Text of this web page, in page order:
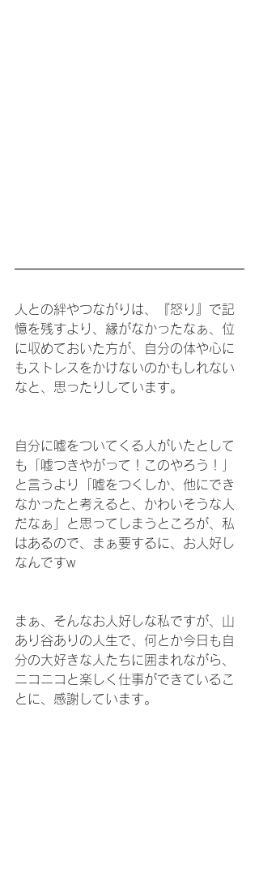
人との絆やつながりは、『怒り』で記
憶を残すより、縁がなかったなぁ、位
に収めておいた方が、自分の体や心に
もストレスをかけないのかもしれない
なと、思ったりしています。
自分に嘘をついてくる人がいたとして
も「嘘つきやがって！このやろう！」
と言うより「嘘をつくしか、他にでき
なかったと考えると、かわいそうな人
だなぁ」と思ってしまうところが、私
はあるので、まぁ要するに、お人好し
なんですw
まぁ、そんなお人好しな私ですが、山
あり谷ありの人生で、何とか今日も自
分の大好きな人たちに囲まれながら、
ニコニコと楽しく仕事ができているこ
とに、感謝しています。